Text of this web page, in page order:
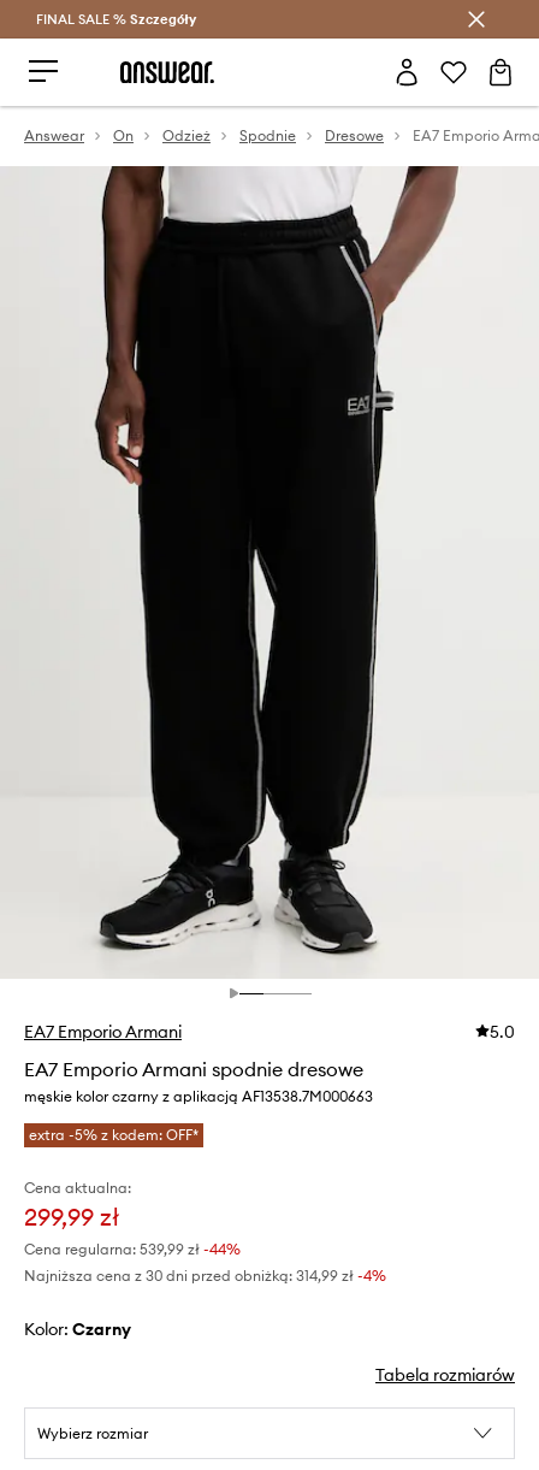
Oszczędzaj z Answear Club >
FINAL SALE % Szczegóły
Answear On Odzież Spodnie Dresowe
EA7 Emporio Armani 5.0
EA7 Emporio Armani spodnie dresowe
męskie kolor czarny z aplikacją AF13538.7M000663
extra -5% z kodem: OFF*
Cena aktualna:
299,99 zł
Cena regularna: 539,99 zł -44%
Najniższa cena z 30 dni przed obniżką: 314,99 zł -4%
Kolor: czarny
Tabela rozmiarów
Wybierz rozmiar